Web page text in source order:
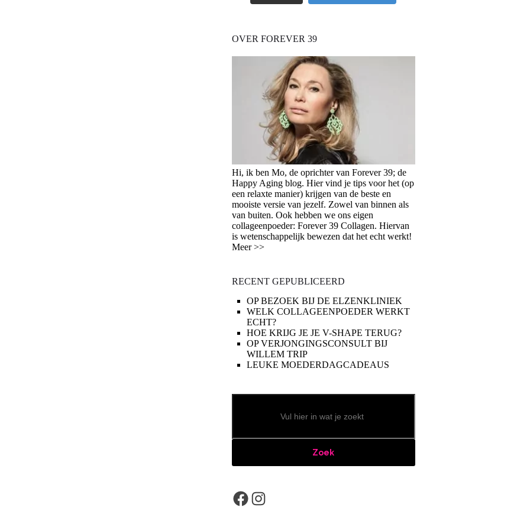
OVER FOREVER 39
Hi, ik ben Mo, de oprichter van Forever 39; de
Happy Aging blog. Hier vind je tips voor het (op
een relaxte manier) krijgen van de beste en
mooiste versie van jezelf. Zowel van binnen als
van buiten. Ook hebben we ons eigen
collageenpoeder: Forever 39 Collagen. Hiervan
is wetenschappelijk bewezen dat het echt werkt!
Meer >>
RECENT GEPUBLICEERD
OP BEZOEK BIJ DE ELZENKLINIEK
WELK COLLAGEENPOEDER WERKT
ECHT?
HOE KRIJG JE JE V-SHAPE TERUG?
OP VERJONGINGSCONSULT BIJ
WILLEM TRIP
LEUKE MOEDERDAGCADEAUS
Zoeken
Zoek
Facebook
Instagram